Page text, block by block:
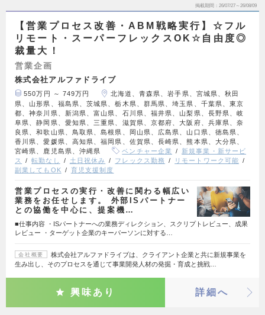
掲載期間 26/07/27～26/08/09
【営業プロセス改善・ABM戦略実行】☆フル
リモート・スーパーフレックスOK☆自由度◎
裁量大！
営業企画
株式会社アルファドライブ
550万円 ～ 749万円
北海道、青森県、岩手県、宮城県、秋田
県、山形県、福島県、茨城県、栃木県、群馬県、埼玉県、千葉県、東京
都、神奈川県、新潟県、富山県、石川県、福井県、山梨県、長野県、岐
阜県、静岡県、愛知県、三重県、滋賀県、京都府、大阪府、兵庫県、奈
良県、和歌山県、鳥取県、島根県、岡山県、広島県、山口県、徳島県、
香川県、愛媛県、高知県、福岡県、佐賀県、長崎県、熊本県、大分県、
宮崎県、鹿児島県、沖縄県
ベンチャー企業
新規事業・新サービ
ス
転勤なし 土日祝休み フレックス勤務
リモートワーク可能
副業してもOK
育児支援制度
営業プロセスの実行・改善に関わる幅広い
業務をお任せします。 外部ISパートナー
との協働を中心に、提案機…
■仕事内容 ・ISパートナーへの業務ディレクション、スクリプトレビュー、成果
レビュー ・ターゲット企業のキーパーソンに対する…
会社概要
株式会社アルファドライブは、クライアント企業と共に新規事業を
生み出し、そのプロセスを通じて事業開発人材の発掘・育成と挑戦…
興味あり 詳細へ